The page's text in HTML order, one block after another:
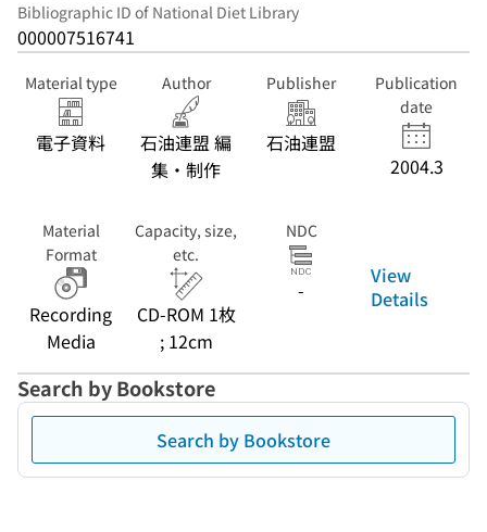
Bibliographic ID of National Diet Library
000007516741
Material type
電子資料
Author
石油連盟 編
集・制作
Publisher
石油連盟
Publication
date
2004.3
Material
Format
Recording
Media
Capacity, size,
etc.
CD-ROM 1枚
; 12cm
NDC
-
View
Details
Search by Bookstore
Search by Bookstore